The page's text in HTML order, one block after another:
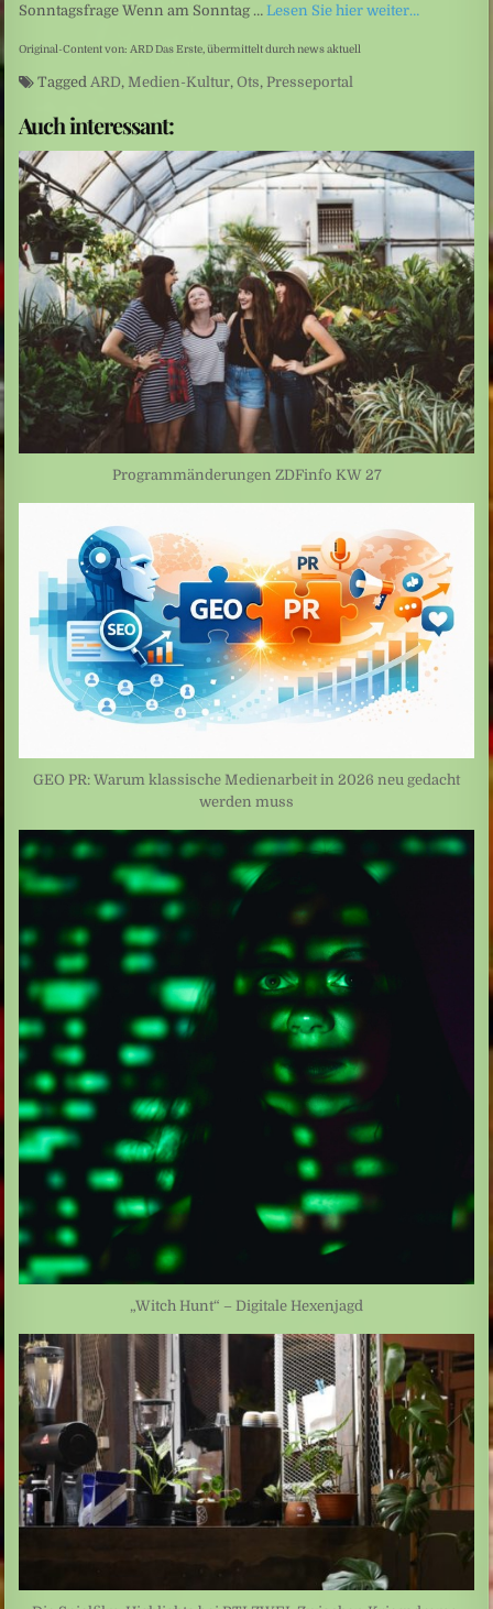
Sonntagsfrage Wenn am Sonntag … Lesen Sie hier weiter…
Original-Content von: ARD Das Erste, übermittelt durch news aktuell
Tagged ARD, Medien-Kultur,Ots, Presseportal
Auch interessant:
Programmänderungen ZDFinfo KW 27
GEO PR: Warum klassische Medienarbeit in 2026 neu gedacht
werden muss
„Witch Hunt“ – Digitale Hexenjagd